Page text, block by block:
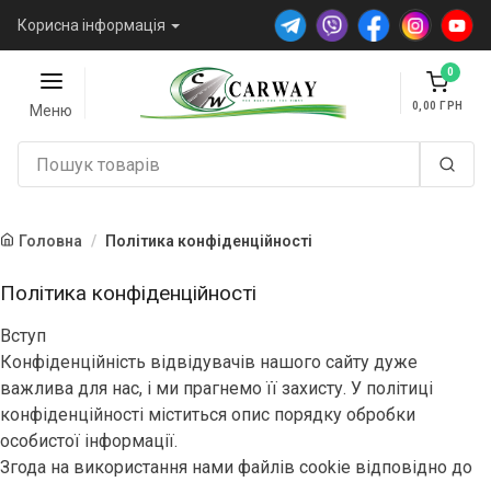
Корисна інформація
Меню
0
0,00
Головна Політика конфіденційності
Політика конфіденційності
Вступ
Конфіденційність відвідувачів нашого сайту дуже
важлива для нас, і ми прагнемо її захисту. У політиці
конфіденційності міститься опис порядку обробки
особистої інформації.
Згода на використання нами файлів cookie відповідно до